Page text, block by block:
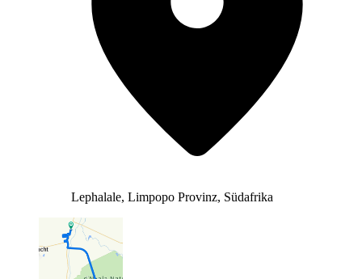
Lephalale, Limpopo Provinz, Südafrika